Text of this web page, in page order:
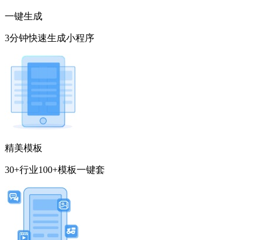
一键生成
3分钟快速生成小程序
精美模板
30+行业100+模板一键套